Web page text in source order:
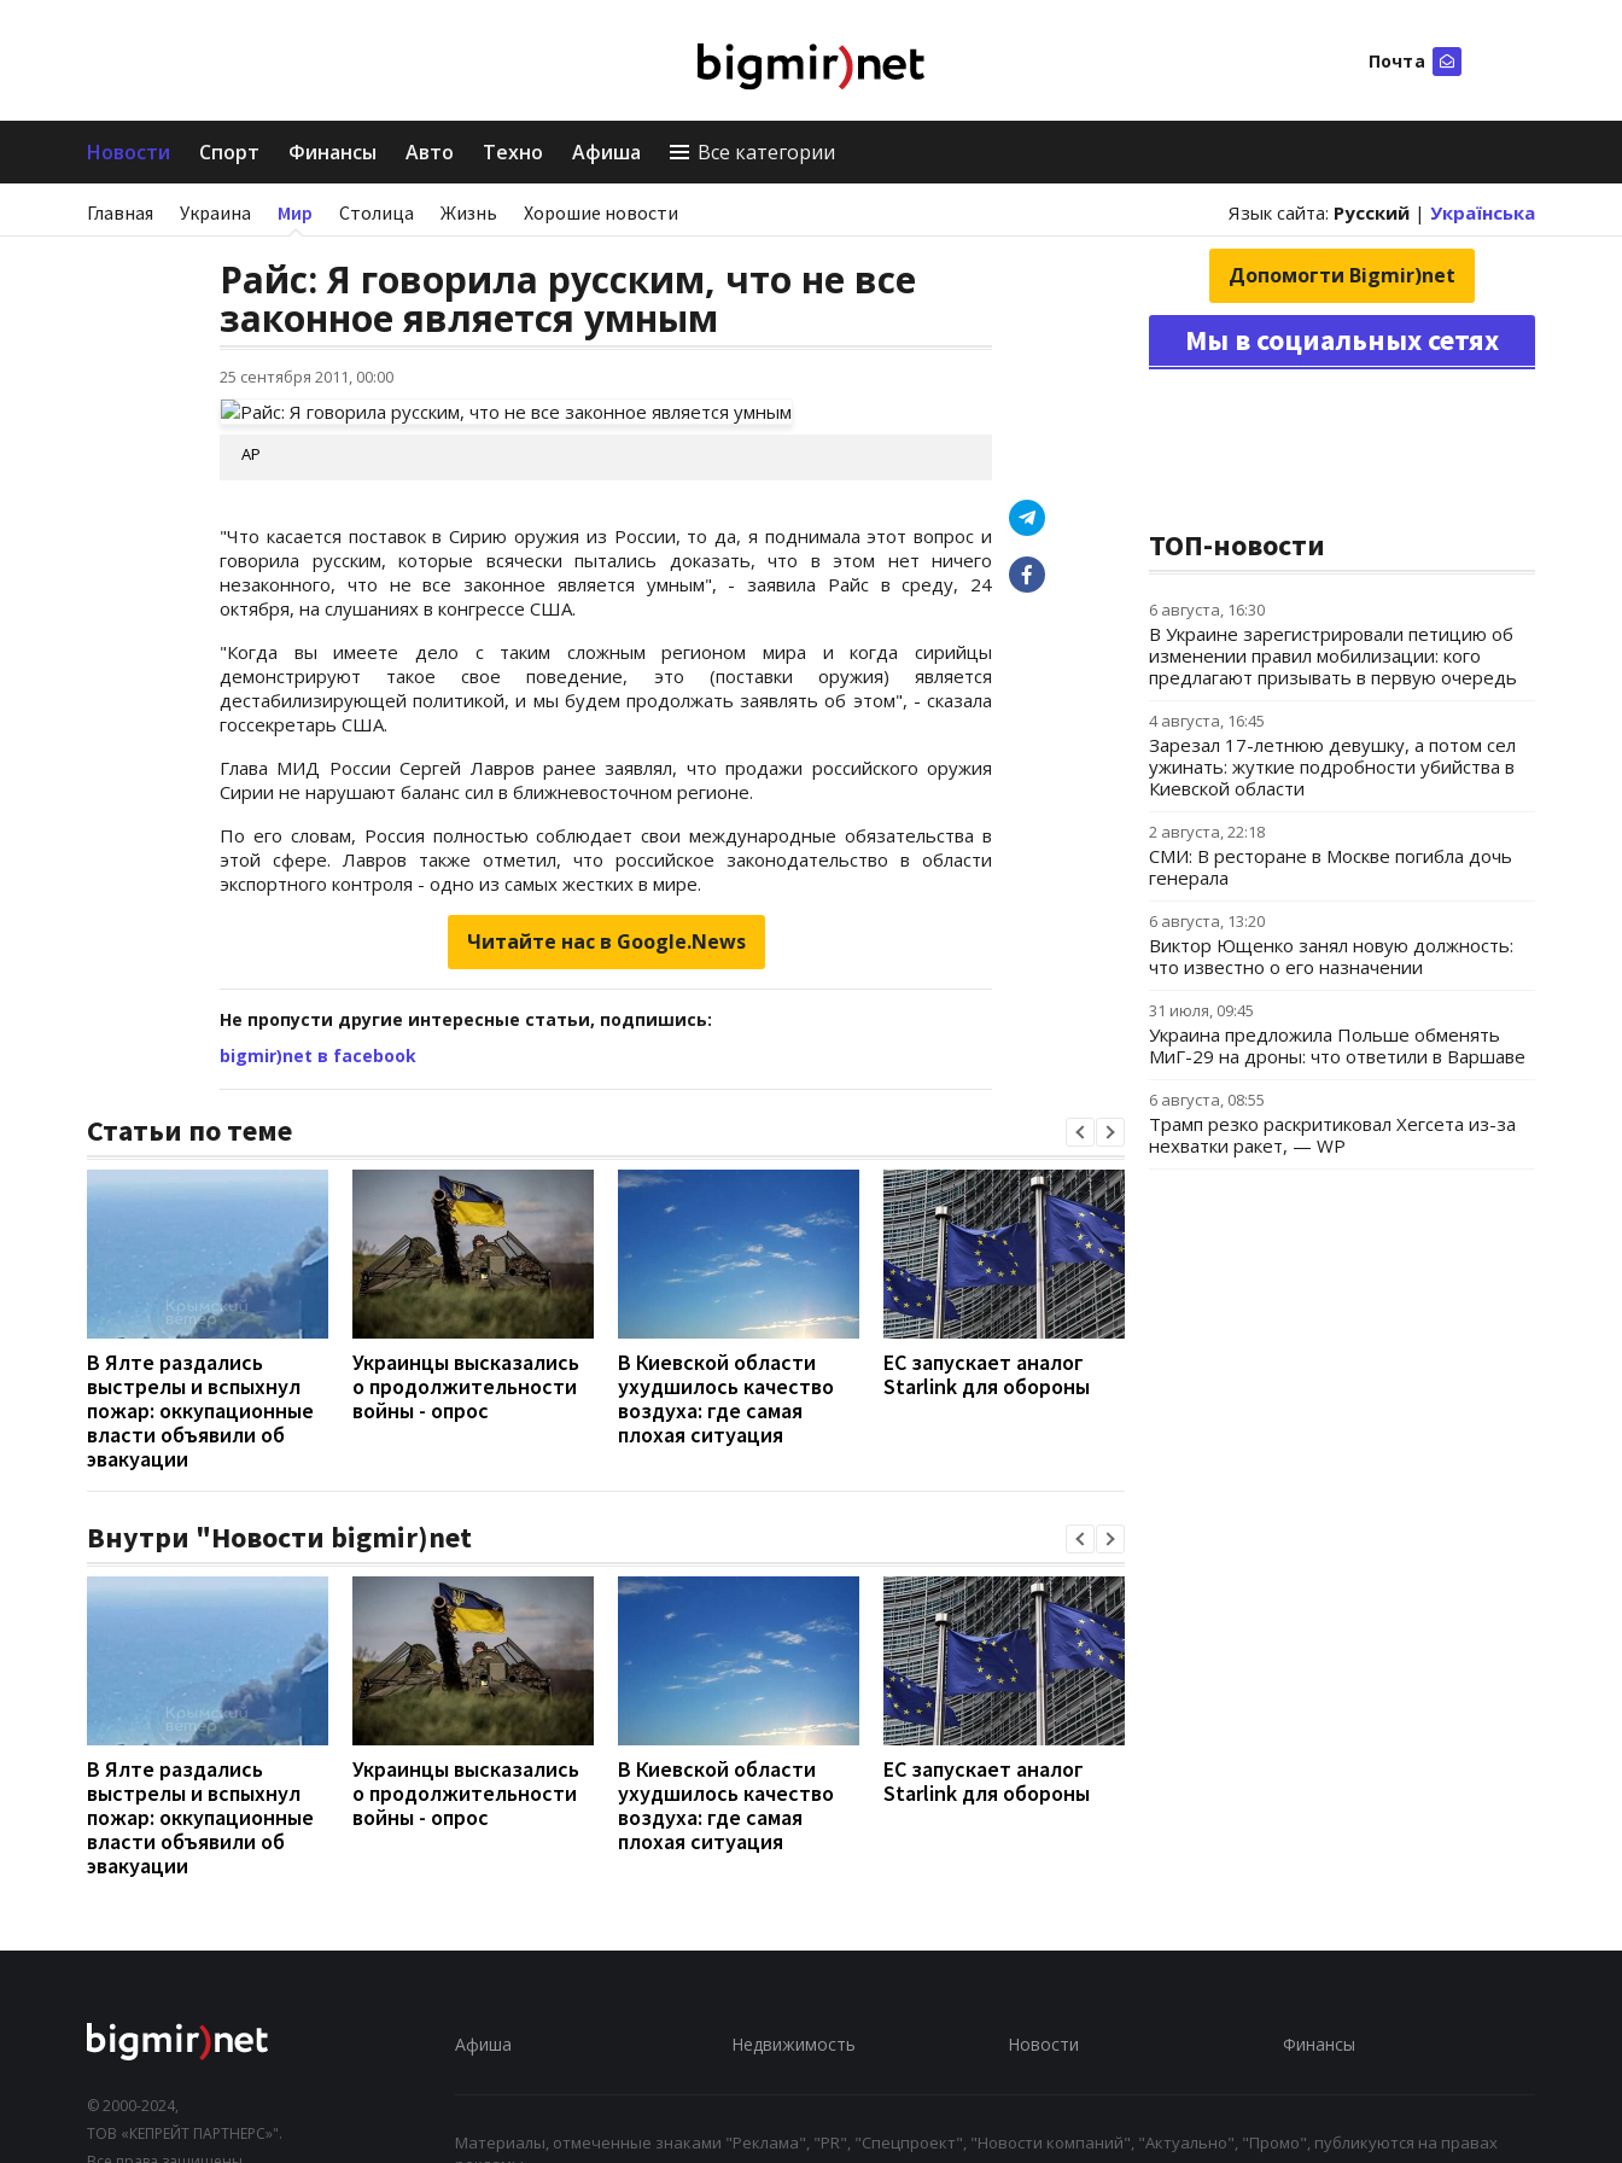
Почта
Новости Спорт Финансы Авто Техно Афиша Все категории
Главная Украина Мир Столица Жизнь Хорошие новости Язык сайта: Русский | Українська
Райс: Я говорила русским, что не все
законное является умным
25 сентября 2011, 00:00
АР
"Что касается поставок в Сирию оружия из России, то да, я поднимала этот вопрос и
говорила русским, которые всячески пытались доказать, что в этом нет ничего
незаконного, что не все законное является умным", - заявила Райс в среду, 24
октября, на слушаниях в конгрессе США.
"Когда вы имеете дело с таким сложным регионом мира и когда сирийцы
демонстрируют такое свое поведение, это (поставки оружия) является
дестабилизирующей политикой, и мы будем продолжать заявлять об этом", - сказала
госсекретарь США.
Глава МИД России Сергей Лавров ранее заявлял, что продажи российского оружия
Сирии не нарушают баланс сил в ближневосточном регионе.
По его словам, Россия полностью соблюдает свои международные обязательства в
этой сфере. Лавров также отметил, что российское законодательство в области
экспортного контроля - одно из самых жестких в мире.
Читайте нас в Google.News
Не пропусти другие интересные статьи, подпишись:
bigmir)net в facebook
Статьи по теме
В Ялте раздались
выстрелы и вспыхнул
пожар: оккупационные
власти объявили об
эвакуации
Украинцы высказались
о продолжительности
войны - опрос
В Киевской области
ухудшилось качество
воздуха: где самая
плохая ситуация
ЕС запускает аналог
Starlink для обороны
Внутри "Новости bigmir)net
В Ялте раздались
выстрелы и вспыхнул
пожар: оккупационные
власти объявили об
эвакуации
Украинцы высказались
о продолжительности
войны - опрос
В Киевской области
ухудшилось качество
воздуха: где самая
плохая ситуация
ЕС запускает аналог
Starlink для обороны
Допомогти Bigmir)net
Мы в социальных сетях
ТОП-новости
6 августа, 16:30
В Украине зарегистрировали петицию об
изменении правил мобилизации: кого
предлагают призывать в первую очередь
4 августа, 16:45
Зарезал 17-летнюю девушку, а потом сел
ужинать: жуткие подробности убийства в
Киевской области
2 августа, 22:18
СМИ: В ресторане в Москве погибла дочь
генерала
6 августа, 13:20
Виктор Ющенко занял новую должность:
что известно о его назначении
31 июля, 09:45
Украина предложила Польше обменять
МиГ-29 на дроны: что ответили в Варшаве
6 августа, 08:55
Трамп резко раскритиковал Хегсета из-за
нехватки ракет, — WP
© 2000-2024,
ТОВ «КЕПРЕЙТ ПАРТНЕРС»".
Афиша Недвижимость Новости Финансы
Материалы, отмеченные знаками "Реклама", "PR", "Спецпроект", "Новости компаний", "Актуально", "Промо", публикуются на правах